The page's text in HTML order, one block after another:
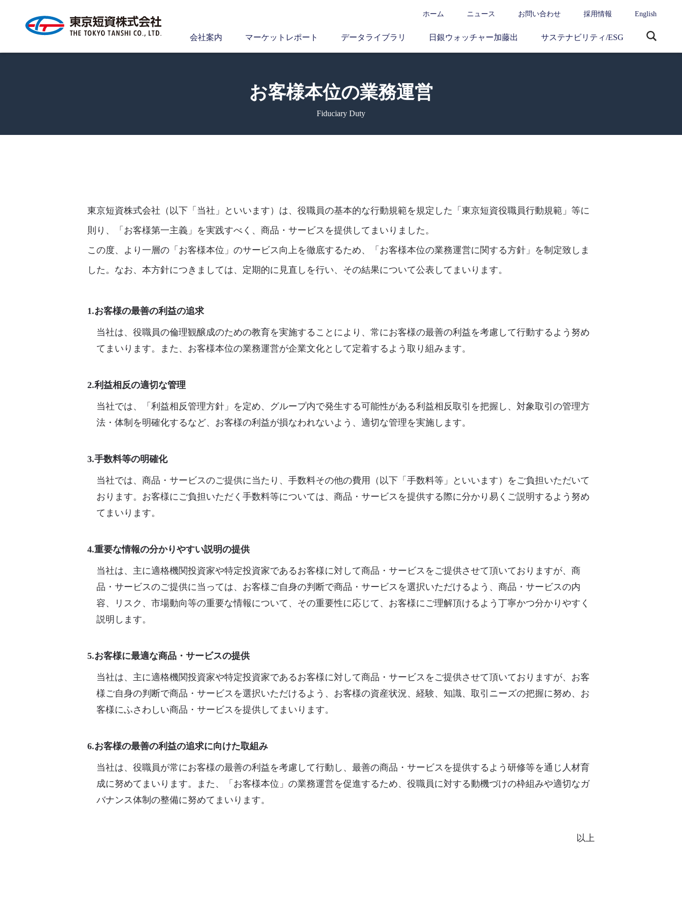
ホーム ニュース お問い合わせ 採用情報 English
会社案内 マーケットレポート データライブラリ 日銀ウォッチャー加藤出 サステナビリティ/ESG
お客様本位の業務運営
Fiduciary Duty
東京短資株式会社（以下「当社」といいます）は、役職員の基本的な行動規範を規定した「東京短資役職員行動規範」等に
則り、「お客様第一主義」を実践すべく、商品・サービスを提供してまいりました。
この度、より一層の「お客様本位」のサービス向上を徹底するため、「お客様本位の業務運営に関する方針」を制定致しま
した。なお、本方針につきましては、定期的に見直しを行い、その結果について公表してまいります。
1.お客様の最善の利益の追求
当社は、役職員の倫理観醸成のための教育を実施することにより、常にお客様の最善の利益を考慮して行動するよう努め
てまいります。また、お客様本位の業務運営が企業文化として定着するよう取り組みます。
2.利益相反の適切な管理
当社では、「利益相反管理方針」を定め、グループ内で発生する可能性がある利益相反取引を把握し、対象取引の管理方
法・体制を明確化するなど、お客様の利益が損なわれないよう、適切な管理を実施します。
3.手数料等の明確化
当社では、商品・サービスのご提供に当たり、手数料その他の費用（以下「手数料等」といいます）をご負担いただいて
おります。お客様にご負担いただく手数料等については、商品・サービスを提供する際に分かり易くご説明するよう努め
てまいります。
4.重要な情報の分かりやすい説明の提供
当社は、主に適格機関投資家や特定投資家であるお客様に対して商品・サービスをご提供させて頂いておりますが、商
品・サービスのご提供に当っては、お客様ご自身の判断で商品・サービスを選択いただけるよう、商品・サービスの内
容、リスク、市場動向等の重要な情報について、その重要性に応じて、お客様にご理解頂けるよう丁寧かつ分かりやすく
説明します。
5.お客様に最適な商品・サービスの提供
当社は、主に適格機関投資家や特定投資家であるお客様に対して商品・サービスをご提供させて頂いておりますが、お客
様ご自身の判断で商品・サービスを選択いただけるよう、お客様の資産状況、経験、知識、取引ニーズの把握に努め、お
客様にふさわしい商品・サービスを提供してまいります。
6.お客様の最善の利益の追求に向けた取組み
当社は、役職員が常にお客様の最善の利益を考慮して行動し、最善の商品・サービスを提供するよう研修等を通じ人材育
成に努めてまいります。また、「お客様本位」の業務運営を促進するため、役職員に対する動機づけの枠組みや適切なガ
バナンス体制の整備に努めてまいります。
以上